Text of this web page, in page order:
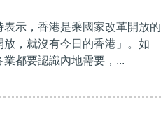
示，香港是乘國家改革開放的
，就沒有今日的香港」。如
都要認識內地需要，...